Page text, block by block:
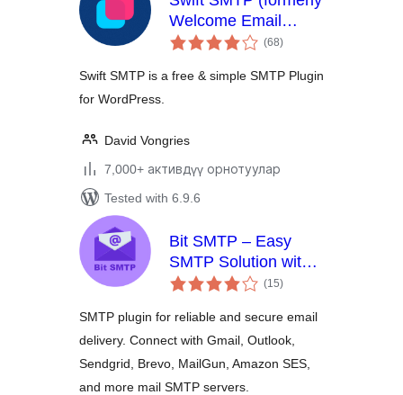
Welcome Email
Editor)
(68total
ratings
)
Swift SMTP is a free & simple SMTP Plugin
for WordPress.
David Vongries
7,000+ активдүү орнотуулар
Tested with 6.9.6
Bit SMTP – Easy
SMTP Solution with
Email Logs
(15total
ratings
)
SMTP plugin for reliable and secure email
delivery. Connect with Gmail, Outlook,
Sendgrid, Brevo, MailGun, Amazon SES,
and more mail SMTP servers.